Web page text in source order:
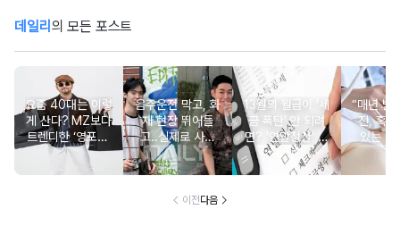
데일리 의 모든 포스트
요즘 40대는 이렇
게 산다? MZ보다
트렌디한 ‘영포티’
분석
음주운전 막고, 화
재 현장 뛰어들
고..실제로 사람
구한 연예인 10
13월의 월급이 '세
금 폭탄' 안 되려
면? '연말정산' 핵
심 꿀팁 A to Z
“매년 받
진, 혹시
있는 건
요?”
이전다음